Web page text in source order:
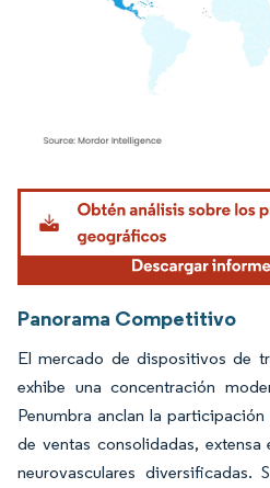
Imagen © Mordor Intelligence. El uso
Panorama Competitivo
El mercado de dispositivos de
exhibe una concentración
Penumbra anclan la
de ventas consolidadas,
neurovasculares diversificadas.